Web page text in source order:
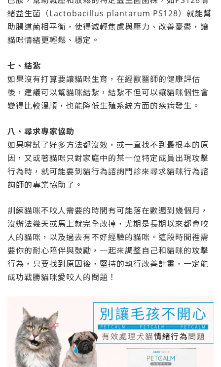
緒益生菌（Lactobacillus plantarum PS128）就能幫
助腸道菌相平衡，使得減輕焦慮與壓力、改善憂鬱，讓
貓咪情緒更輕鬆、穩定。
七、結紮
如果沒有打算要讓貓咪生育，在經獸醫師的健康評估
後，建議可以幫貓咪結紮，結紮不但可以讓貓咪個性會
變得比較溫順，也能降低生殖系統方面的疾病發生。
八、尋求專家協助
如果嚐試了好多方法都沒效，或一直找不到最根本的原
因，又或著貓咪只對家庭中的某一位特定成員出現攻擊
行為時，就可能要到貓行為諮詢門診來尋求貓咪行為諮
詢師的專業協助了。
訓練貓咪不咬人需要的時間有可能落在數週到幾個月，
沒辦法幾天或馬上就完全改掉，尤期是長期以來都會咬
人的貓咪，以及過去有不好經驗的貓咪。這段時間裡需
要你的耐心陪伴與鼓勵，一起來調整自己和貓咪的攻擊
行為，只要找到原因後，堅持的執行改善計畫，一定能
成功戰勝貓咪愛咬人的問題！